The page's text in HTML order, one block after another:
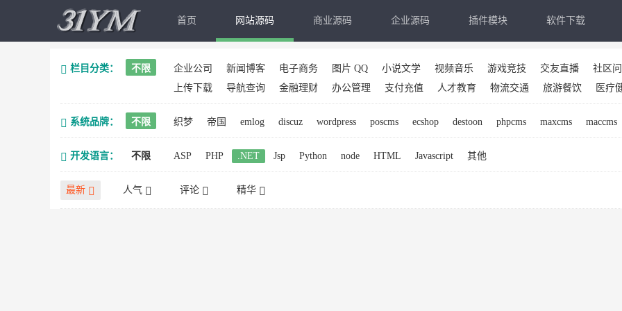
首页 网站源码 商业源码 企业源码 插件模块 软件下载
栏目分类： 不限 企业公司 新闻博客 电子商务 图片 QQ 小说文学 视频音乐 游戏竞技 交友直播
社区
上传下载
导航查询 金融理财 办公管理 支付充值 人才教育 物流交通 旅游餐饮 医疗
系统品牌： 不限 织梦 帝国 emlog discuz wordpress poscms ecshop destoon phpcms maxcms maccms
开发语言： 不限 ASP PHP .NET Jsp Python node HTML Javascript 其他
最新 人气 评论 精华